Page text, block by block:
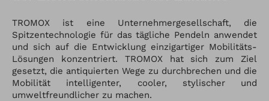
TROMOX ist eine Unternehmergesellschaft, die
Spitzentechnologie für das tägliche Pendeln anwendet
und sich auf die Entwicklung einzigartiger Mobilitäts-
Lösungen konzentriert. TROMOX hat sich zum Ziel
gesetzt, die antiquierten Wege zu durchbrechen und die
Mobilität intelligenter, cooler, stylischer und
umweltfreundlicher zu machen.